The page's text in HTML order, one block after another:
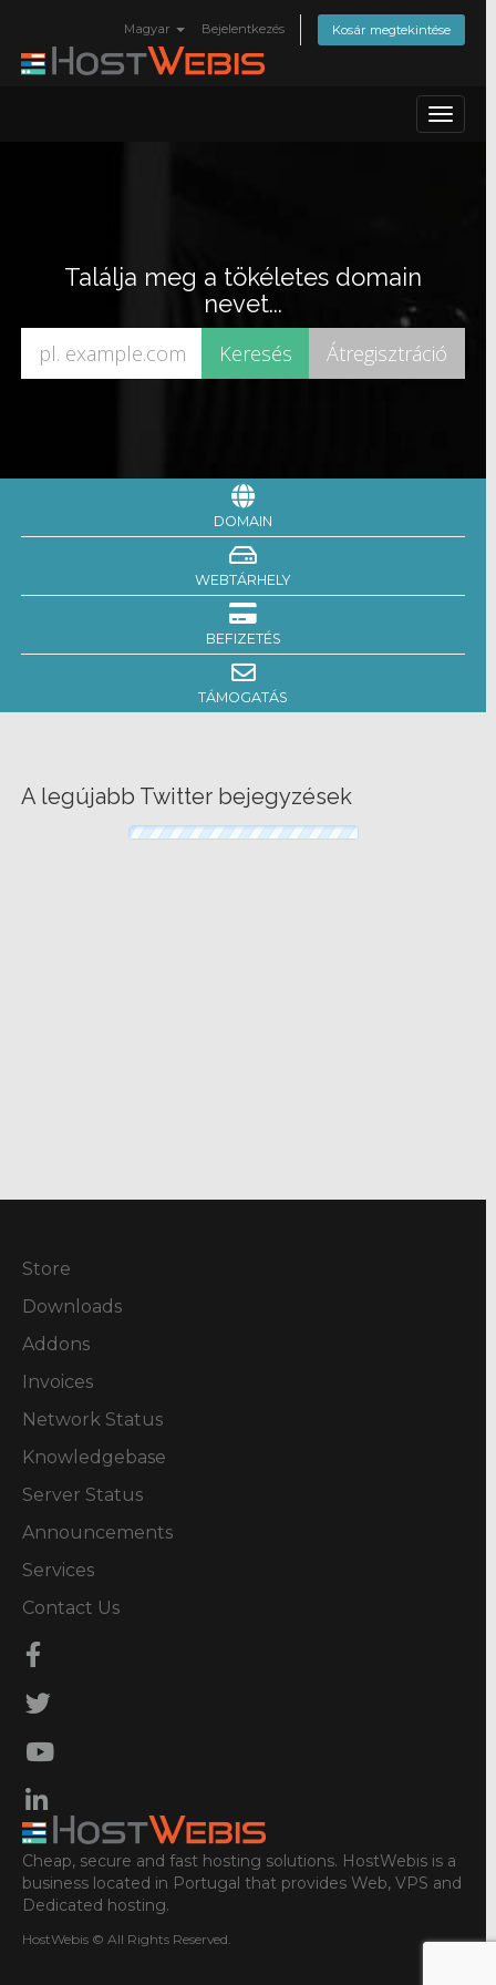
Magyar Bejelentkezés Kosár megtekintése
Toggle
Találja meg a tökéletes domain
nevet...
DOMAIN
WEBTÁRHELY
BEFIZETÉS
TÁMOGATÁS
A legújabb Twitter bejegyzések
Store
Downloads
Addons
Invoices
Network Status
Knowledgebase
Server Status
Announcements
Services
Contact Us
Cheap, secure and fast hosting solutions. HostWebis is a
business located in Portugal that provides Web, VPS and
Dedicated hosting.
HostWebis © All Rights Reserved.